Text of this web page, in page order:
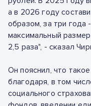
а в 2026 году
образом, за три
максимальный
2,5 раза", - сказал
Он пояснил, что
благодаря, в том
социального